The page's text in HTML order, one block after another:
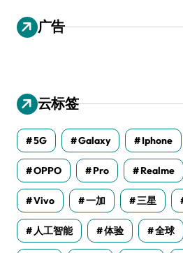
广告
云标签
5G Galaxy Iphone
OPPO Pro Realme
Vivo 一加 三星
人工智能 体验 全球